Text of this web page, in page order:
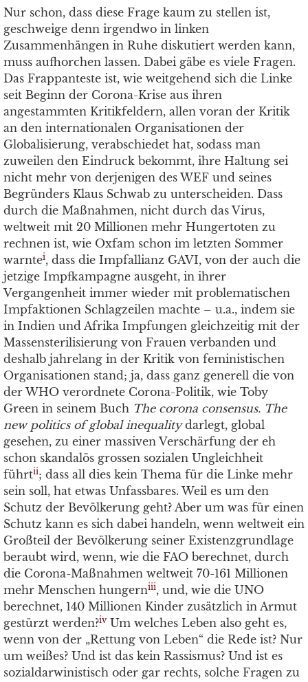
Nur schon, dass diese Frage kaum zu stellen ist,
geschweige denn irgendwo in linken
Zusammenhängen in Ruhe diskutiert werden kann,
muss aufhorchen lassen. Dabei gäbe es viele Fragen.
Das Frappanteste ist, wie weitgehend sich die Linke
seit Beginn der Corona-Krise aus ihren
angestammten Kritikfeldern, allen voran der Kritik
an den internationalen Organisationen der
Globalisierung, verabschiedet hat, sodass man
zuweilen den Eindruck bekommt, ihre Haltung sei
nicht mehr von derjenigen des WEF und seines
Begründers Klaus Schwab zu unterscheiden. Dass
durch die Maßnahmen, nicht durch das Virus,
weltweit mit 20 Millionen mehr Hungertoten zu
rechnen ist, wie Oxfam schon im letzten Sommer
warntei, dass die Impfallianz GAVI, von der auch die
jetzige Impfkampagne ausgeht, in ihrer
Vergangenheit immer wieder mit problematischen
Impfaktionen Schlagzeilen machte – u.a., indem sie
in Indien und Afrika Impfungen gleichzeitig mit der
Massensterilisierung von Frauen verbanden und
deshalb jahrelang in der Kritik von feministischen
Organisationen stand; ja, dass ganz generell die von
der WHO verordnete Corona-Politik, wie Toby
Green in seinem Buch The corona consensus. The
new politics of global inequalitydarlegt, global
gesehen, zu einer massiven Verschärfung der eh
schon skandalös grossen sozialen Ungleichheit
führtii; dass all dies kein Thema für die Linke mehr
sein soll, hat etwas Unfassbares. Weil es um den
Schutz der Bevölkerung geht? Aber um was für einen
Schutz kann es sich dabei handeln, wenn weltweit ein
Großteil der Bevölkerung seiner Existenzgrundlage
beraubt wird, wenn, wie die FAO berechnet, durch
die Corona-Maßnahmen weltweit 70-161 Millionen
mehr Menschen hungerniii, und, wie die UNO
berechnet, 140 Millionen Kinder zusätzlich in Armut
gestürzt werden?iv Um welches Leben also geht es,
wenn von der „Rettung von Leben“ die Rede ist? Nur
um weißes? Und ist das kein Rassismus? Und ist es
sozialdarwinistisch oder gar rechts, solche Fragen zu